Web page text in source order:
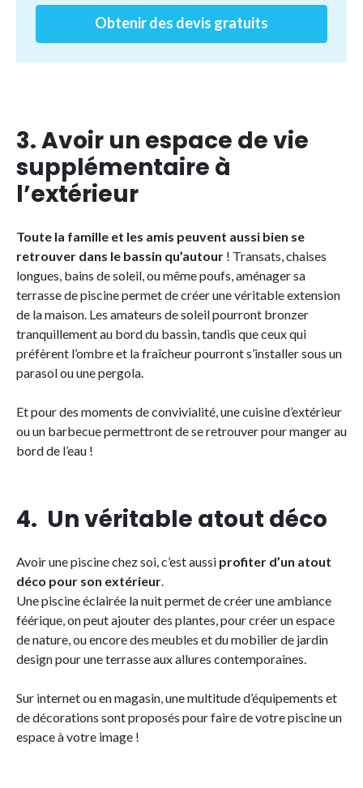
Obtenir des devis gratuits
3. Avoir un espace de vie
supplémentaire à
l’extérieur
Toute la famille et les amis peuvent aussi bien se
retrouver dans le bassin qu’autour ! Transats, chaises
longues, bains de soleil, ou même poufs, aménager sa
terrasse de piscine permet de créer une véritable extension
de la maison. Les amateurs de soleil pourront bronzer
tranquillement au bord du bassin, tandis que ceux qui
préfèrent l’ombre et la fraîcheur pourront s’installer sous un
parasol ou une pergola.
Et pour des moments de convivialité, une cuisine d’extérieur
ou un barbecue permettront de se retrouver pour manger au
bord de l’eau !
4. Un véritable atout déco
Avoir une piscine chez soi, c’est aussi profiter d’un atout
déco pour son extérieur.
Une piscine éclairée la nuit permet de créer une ambiance
féérique, on peut ajouter des plantes, pour créer un espace
de nature, ou encore des meubles et du mobilier de jardin
design pour une terrasse aux allures contemporaines.
Sur internet ou en magasin, une multitude d’équipements et
de décorations sont proposés pour faire de votre piscine un
espace à votre image !